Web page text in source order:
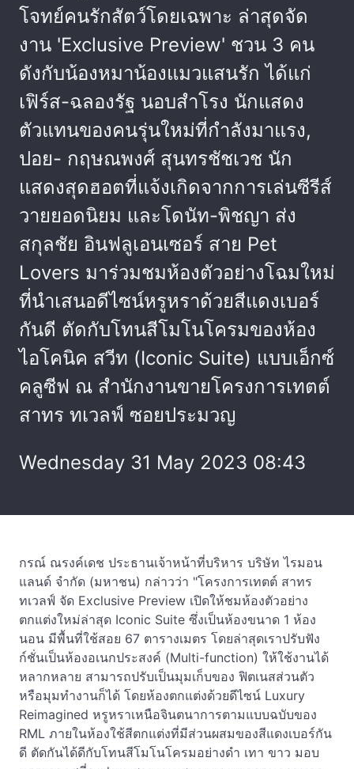
โจทย์คนรักสัตว์โดยเฉพาะ ล่าสุดจัด
งาน 'Exclusive Preview' ชวน 3 คน
ดังกับน้องหมาน้องแมวแสนรัก ได้แก่
เฟิร์ส-ฉลองรัฐ นอบสำโรง นักแสดง
ตัวแทนของคนรุ่นใหม่ที่กำลังมาแรง,
ปอย- กฤษณพงศ์ สุนทรชัชเวช นัก
แสดงสุดฮอตที่แจ้งเกิดจากการเล่นซีรีส์
วายยอดนิยม และโดนัท-พิชญา ส่ง
สกุลชัย อินฟลูเอนเซอร์ สาย Pet
Lovers มาร่วมชมห้องตัวอย่างโฉมใหม่
ที่นำเสนอดีไซน์หรูหราด้วยสีแดงเบอร์
กันดี ตัดกับโทนสีโมโนโครมของห้อง
ไอโคนิค สวีท (Iconic Suite) แบบเอ็กซ์
คลูซีฟ ณ สำนักงานขายโครงการเทตต์
สาทร ทเวลฟ์ ซอยประมวญ
Wednesday 31 May 2023 08:43
กรณ์ ณรงค์เดช ประธานเจ้าหน้าที่บริหาร บริษัท ไรมอน
แลนด์ จำกัด (มหาชน) กล่าวว่า "โครงการเทตต์ สาทร
ทเวลฟ์ จัด Exclusive Preview เปิดให้ชมห้องตัวอย่าง
ตกแต่งใหม่ล่าสุด Iconic Suite ซึ่งเป็นห้องขนาด 1 ห้อง
นอน มีพื้นที่ใช้สอย 67 ตารางเมตร โดยล่าสุดเราปรับฟัง
ก์ชั่นเป็นห้องอเนกประสงค์ (Multi-function) ให้ใช้งานได้
หลากหลาย สามารถปรับเป็นมุมเก็บของ ฟิตเนสส่วนตัว
หรือมุมทำงานก็ได้ โดยห้องตกแต่งด้วยดีไซน์ Luxury
Reimagined หรูหราเหนือจินตนาการตามแบบฉบับของ
RML ภายในห้องใช้สีตกแต่งที่มีส่วนผสมของสีแดงเบอร์กัน
ดี ตัดกันได้ดีกับโทนสีโมโนโครมอย่างดำ เทา ขาว มอบ